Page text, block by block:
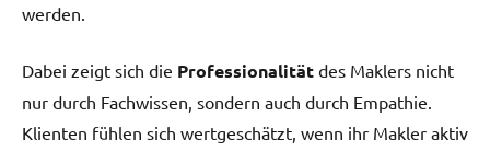
werden.
Dabei zeigt sich die Professionalität des Maklers nicht
nur durch Fachwissen, sondern auch durch Empathie.
Klienten fühlen sich wertgeschätzt, wenn ihr Makler aktiv